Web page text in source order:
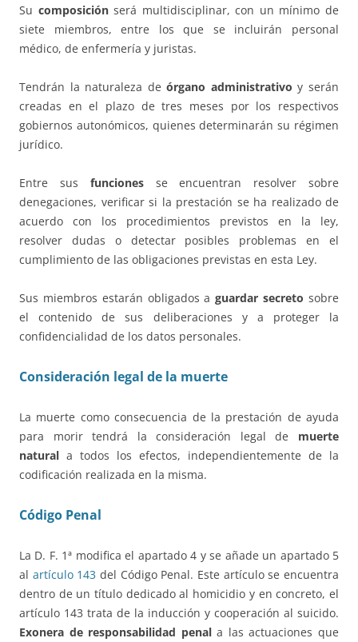
Su composiciónserá multidisciplinar, con un mínimo de
siete miembros, entre los que se incluirán personal
médico, de enfermería y juristas.
Tendrán la naturaleza deórgano administrativo y serán
creadas en el plazo de tres meses por los respectivos
gobiernos autonómicos, quienes determinarán su régimen
jurídico.
Entre sus funcionesse encuentran resolver sobre
denegaciones, verificar si la prestación se ha realizado de
acuerdo con los procedimientos previstos en la ley,
resolver dudas o detectar posibles problemas en el
cumplimiento de las obligaciones previstas en esta Ley.
Sus miembros estarán obligados aguardar secreto sobre
el contenido de sus deliberaciones y a proteger la
confidencialidad de los datos personales.
Consideración legal de la muerte
La muerte como consecuencia de la prestación de ayuda
para morir tendrá la consideración legal de muerte
natural a todos los efectos, independientemente de la
codificación realizada en la misma.
Código Penal
La D. F. 1ª modifica el apartado 4 y se añade un apartado 5
al artículo 143 del Código Penal. Este artículo se encuentra
dentro de un título dedicado al homicidio y en concreto, el
artículo 143 trata de la inducción y cooperación al suicido.
Exonera de responsabilidad penala las actuaciones que